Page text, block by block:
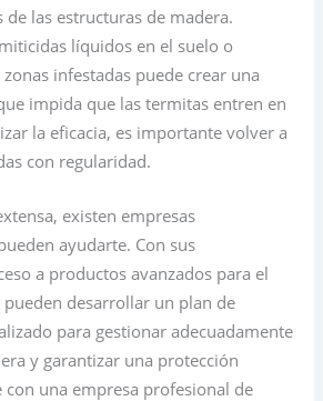
las estructuras de madera.
líquidos en el suelo o
infestadas puede crear una
impida que las termitas entren en
la eficacia, es importante volver a
con regularidad.
existen empresas
ayudarte. Con sus
a productos avanzados para el
desarrollar un plan de
para gestionar adecuadamente
y garantizar una protección
una empresa profesional de